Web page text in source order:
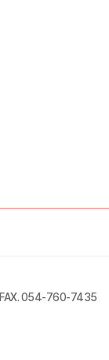
FAX. 054-760-7435